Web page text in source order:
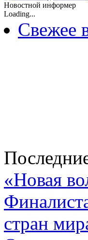
Новостной информер
Loading...
Свежее
«Новая
стран